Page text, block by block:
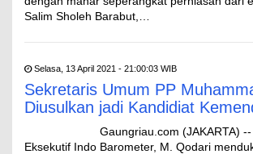
Salim Sholeh Barabut,…
Selasa, 13 April 2021 - 21:00:03 WIB
Sekretaris Umum PP
Diusulkan jadi Kandidiat
Gaungriau.com (JAKARTA)
Eksekutif Indo Barometer, M. Qodari